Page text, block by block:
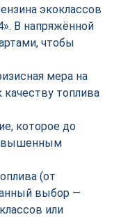
экоклассов
В напряжённой
чтобы
мера на
качеству топлива
которое до
(от
выбор —
или